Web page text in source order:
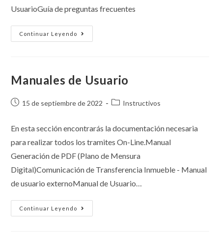
UsuarioGuía de preguntas frecuentes
Continuar Leyendo
Manuales de Usuario
15 de septiembre de 2022 Instructivos
En esta sección encontrarás la documentación necesaria
para realizar todos los tramites On-Line.Manual
Generación de PDF (Plano de Mensura
Digital)Comunicación de Transferencia Inmueble - Manual
de usuario externoManual de Usuario…
Continuar Leyendo